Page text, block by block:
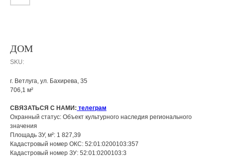
ДОМ
SKU:
г. Ветлуга, ул. Бахирева, 35
706,1 м²
СВЯЗАТЬСЯ С НАМИ: телеграм
Охранный статус: Объект культурного наследия регионального
значения
Площадь ЗУ, м²: 1 827,39
Кадастровый номер ОКС: 52:01:0200103:357
Кадастровый номер ЗУ: 52:01:0200103:3